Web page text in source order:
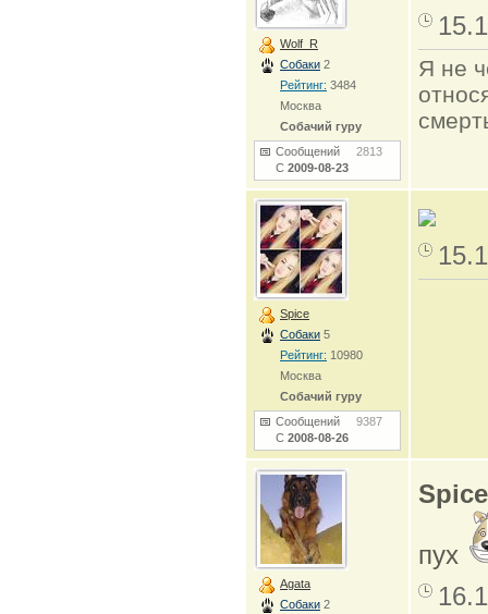
Wolf_R
Собаки 2
Рейтинг: 3484
Москва
Собачий гуру
Сообщений 2813
С 2009-08-23
Я не
Spice
Собаки 5
Рейтинг: 10980
Москва
Собачий гуру
Сообщений 9387
С 2008-08-26
Agata
Собаки 2
Spice
пух